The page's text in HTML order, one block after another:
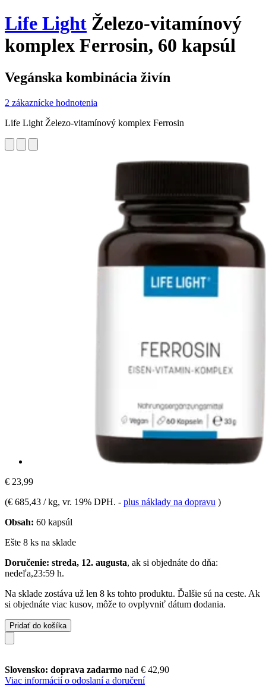
Life Light Železo-vitamínový
komplex Ferrosin, 60 kapsúl
Vegánska kombinácia živín
2 zákaznícke hodnotenia
Life Light Železo-vitamínový komplex Ferrosin
€ 23,99
(€ 685,43 / kg, vr. 19% DPH. - plus náklady na dopravu )
Obsah: 60 kapsúl
Ešte 8 ks na sklade
Doručenie: streda, 12. augusta, ak si objednáte do dňa:
nedeľa,23:59 h.
Na sklade zostáva už len 8 ks tohto produktu. Ďalšie sú na ceste. Ak
si objednáte viac kusov, môže to ovplyvniť dátum dodania.
Pridať do košíka
Slovensko: doprava zadarmo nad € 42,90
Viac informácií o odoslaní a doručení